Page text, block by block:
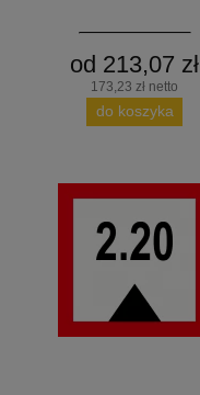
od 213,07 zł
173,23 zł netto
do koszyka